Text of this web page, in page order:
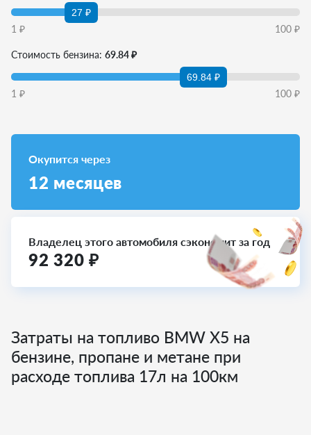
27 ₽
1 ₽ 100 ₽
Стоимость бензина: 69.84 ₽
69.84 ₽
1 ₽ 100 ₽
Окупится через
12 месяцев
Владелец этого автомобиля сэкономит за год
92 320 ₽
Затраты на топливо BMW X5 на
бензине, пропане и метане при
расходе топлива 17л на 100км